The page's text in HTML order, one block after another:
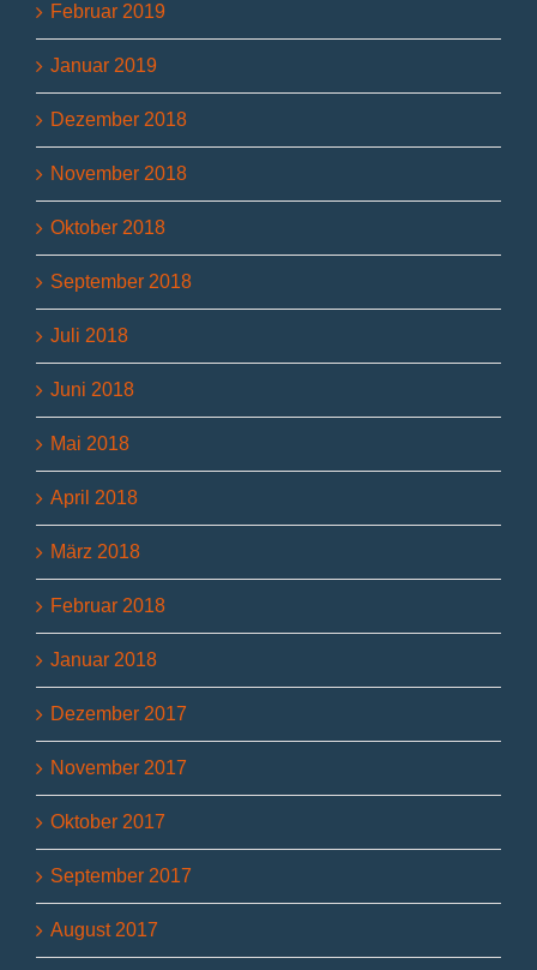
Februar 2019
Januar 2019
Dezember 2018
November 2018
Oktober 2018
September 2018
Juli 2018
Juni 2018
Mai 2018
April 2018
März 2018
Februar 2018
Januar 2018
Dezember 2017
November 2017
Oktober 2017
September 2017
August 2017